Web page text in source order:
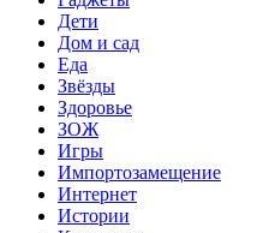
Дети
Дом и сад
Еда
Звёзды
Здоровье
ЗОЖ
Игры
Импортозамещение
Интернет
Истории